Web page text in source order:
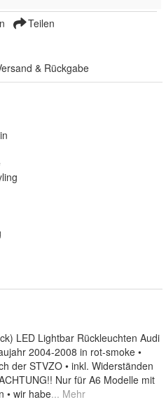
Teilen
& Rückgabe
LED Lightbar Rückleuchten Audi
2004-2008 in rot-smoke •
der STVZO • inkl. Widerständen
Nur für A6 Modelle mit
• wir habe... Mehr